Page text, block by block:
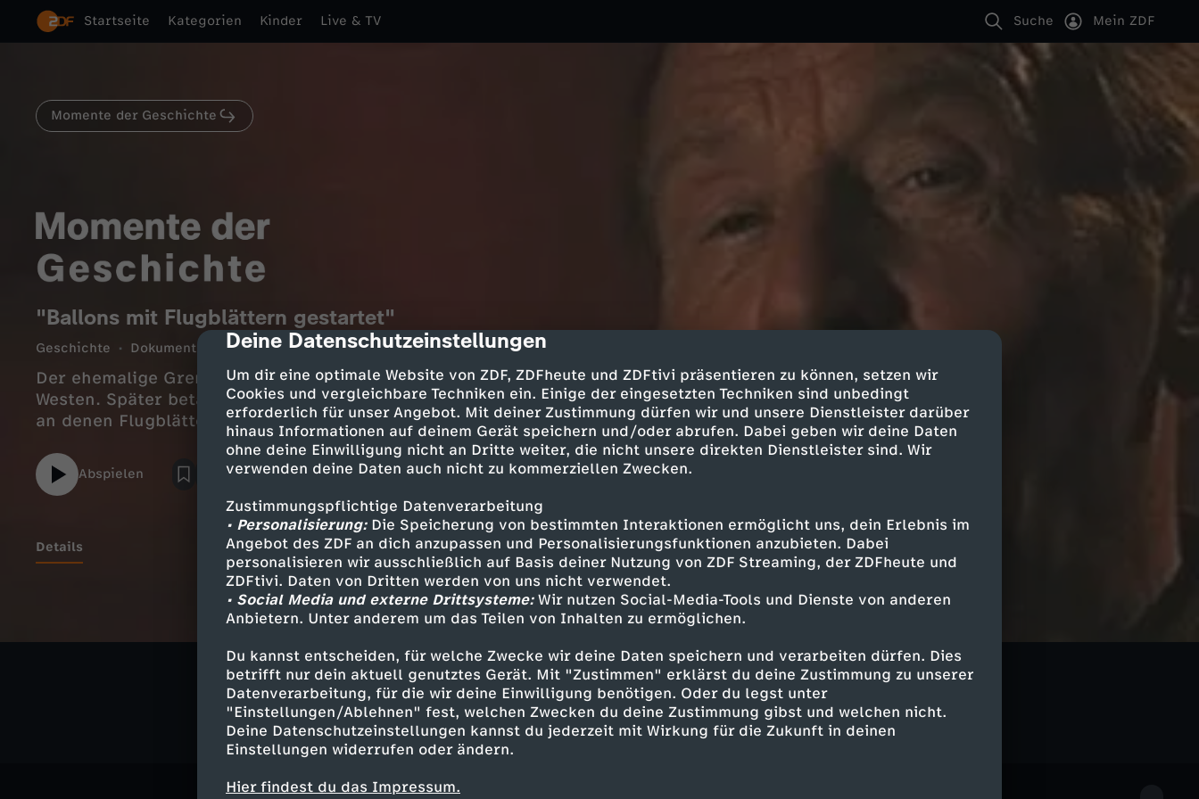
cmp-dialog-description
Deine Datenschutzeinstellungen
Um dir eine optimale Website von ZDF, ZDFheute und ZDFtivi präsentieren zu können, setzen wir
Cookies und vergleichbare Techniken ein. Einige der eingesetzten Techniken sind unbedingt
erforderlich für unser Angebot. Mit deiner Zustimmung dürfen wir und unsere Dienstleister darüber
hinaus Informationen auf deinem Gerät speichern und/oder abrufen. Dabei geben wir deine Daten
ohne deine Einwilligung nicht an Dritte weiter, die nicht unsere direkten Dienstleister sind. Wir
verwenden deine Daten auch nicht zu kommerziellen Zwecken.
Zustimmungspflichtige Datenverarbeitung
• Personalisierung:Die Speicherung von bestimmten Interaktionen ermöglicht uns, dein Erlebnis im
Angebot des ZDF an dich anzupassen und Personalisierungsfunktionen anzubieten. Dabei
personalisieren wir ausschließlich auf Basis deiner Nutzung von ZDF Streaming, der ZDFheute und
ZDFtivi. Daten von Dritten werden von uns nicht verwendet.
• Social Media und externe Drittsysteme:Wir nutzen Social-Media-Tools und Dienste von anderen
Anbietern. Unter anderem um das Teilen von Inhalten zu ermöglichen.
Du kannst entscheiden, für welche Zwecke wir deine Daten speichern und verarbeiten dürfen. Dies
betrifft nur dein aktuell genutztes Gerät. Mit "Zustimmen" erklärst du deine Zustimmung zu unserer
Datenverarbeitung, für die wir deine Einwilligung benötigen. Oder du legst unter
"Einstellungen/Ablehnen" fest, welchen Zwecken du deine Zustimmung gibst und welchen nicht.
Deine Datenschutzeinstellungen kannst du jederzeit mit Wirkung für die Zukunft in deinen
Einstellungen widerrufen oder ändern.
Hier findest du das Impressum.
Startseite Kategorien Kinder Live & TV Suche Mein ZDF
Momente der Geschichte
"Ballons mit Flugblättern gestartet"
Geschichte Dokumentation informativ 2 Min. 06.10.2011 ZDF
Der ehemalige Grenzpolizist Rudi Thurow floh 1965 aus der DDR in den
Westen. Später betätigte er sich als Fluchthelfer und sandte Luftballons,
an denen Flugblätter hingen, in Richtung Ostberlin.
Abspielen
Details
Geschichte Dokumentation informativ Momente der Geschichte